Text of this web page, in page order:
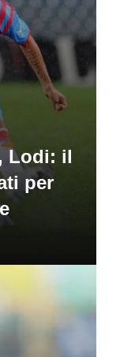
Lodi: il
per